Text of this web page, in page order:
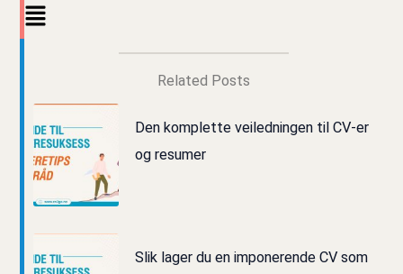
Main
Related Posts
Den komplette veiledningen til CV-er
og resumer
Slik lager du en imponerende CV som